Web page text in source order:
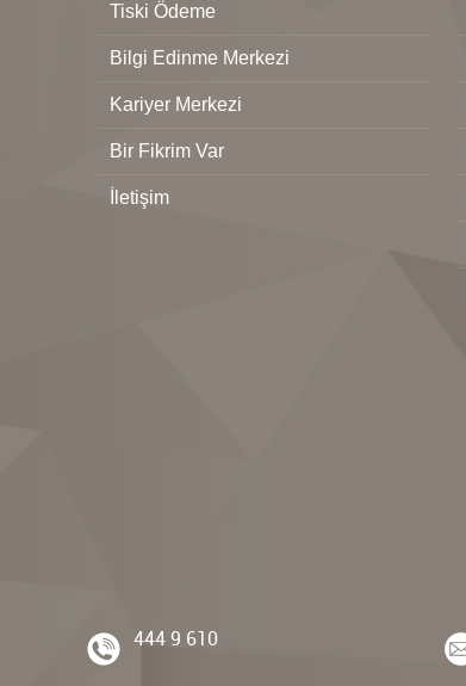
Tiski Ödeme
Bilgi Edinme Merkezi
Kariyer Merkezi
Bir Fikrim Var
İletişim
444 9 610